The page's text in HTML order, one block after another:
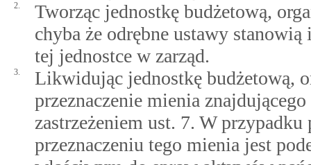
2.
Tworząc jednostkę budżetową,
chyba że odrębne ustawy
tej jednostce w zarząd.
3.
Likwidując jednostkę budżetową,
przeznaczenie mienia
zastrzeżeniem ust. 7. W
przeznaczeniu tego mienia jest